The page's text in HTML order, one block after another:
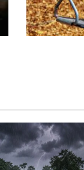
এ
বা
র
ল
না